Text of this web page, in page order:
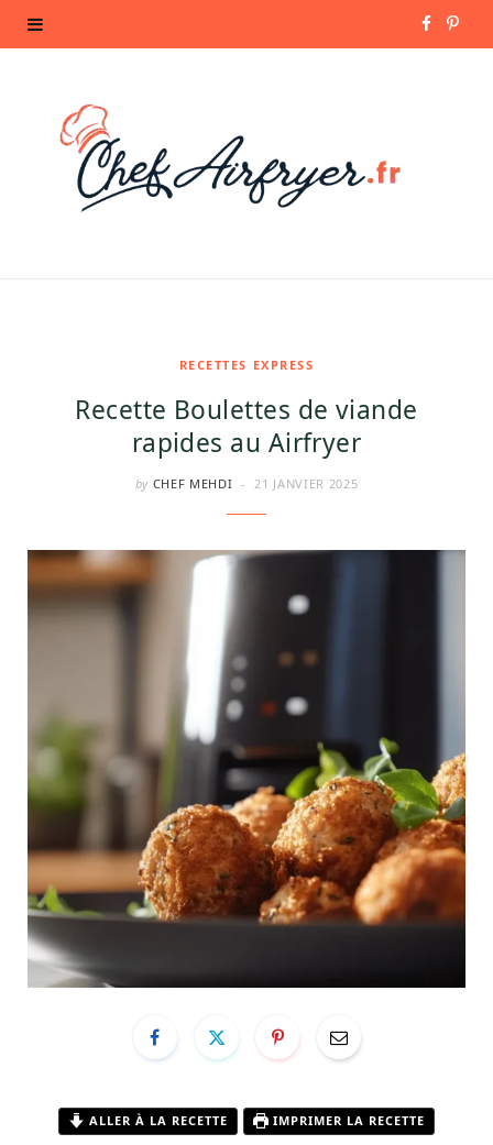
P
RECETTES EXPRESS
Recette Boulettes de viande
rapides au Airfryer
by CHEF MEHDI 21 JANVIER 2025
ALLER À LA RECETTE IMPRIMER LA RECETTE